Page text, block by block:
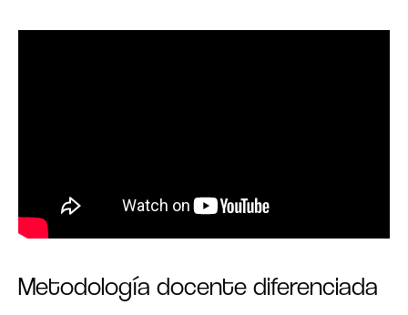
Metodología docente diferenciada